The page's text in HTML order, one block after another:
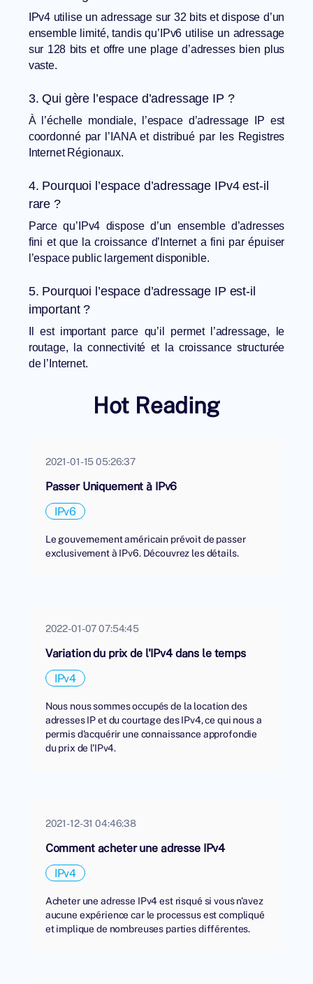
IPv4 utilise un adressage sur 32 bits et dispose d’un
ensemble limité, tandis qu’IPv6 utilise un adressage
sur 128 bits et offre une plage d’adresses bien plus
vaste.
3. Qui gère l’espace d’adressage IP ?
À l’échelle mondiale, l’espace d’adressage IP est
coordonné par l’IANA et distribué par les Registres
Internet Régionaux.
4. Pourquoi l’espace d’adressage IPv4 est-il
rare ?
Parce qu’IPv4 dispose d’un ensemble d’adresses
fini et que la croissance d’Internet a fini par épuiser
l’espace public largement disponible.
5. Pourquoi l’espace d’adressage IP est-il
important ?
Il est important parce qu’il permet l’adressage, le
routage, la connectivité et la croissance structurée
de l’Internet.
Hot Reading
2021-01-15 05:26:37
Passer Uniquement à IPv6
IPv6
Le gouvernement américain prévoit de passer
exclusivement à IPv6. Découvrez les détails.
2022-01-07 07:54:45
Variation du prix de l'IPv4 dans le temps
IPv4
Nous nous sommes occupés de la location des
adresses IP et du courtage des IPv4, ce qui nous a
permis d'acquérir une connaissance approfondie
du prix de l'IPv4.
2021-12-31 04:46:38
Comment acheter une adresse IPv4
IPv4
Acheter une adresse IPv4 est risqué si vous n'avez
aucune expérience car le processus est compliqué
et implique de nombreuses parties différentes.